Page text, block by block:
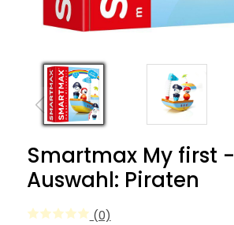
Smartmax My first -
Auswahl: Piraten
(0)